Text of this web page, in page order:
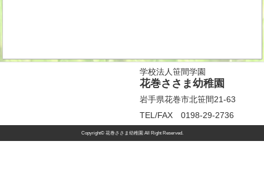
学校法人笹間学園
花巻ささま幼稚園
岩手県花巻市北笹間21-63
TEL/FAX 0198-29-2736
Copyright© 花巻ささま幼稚園 All Right Reserved.